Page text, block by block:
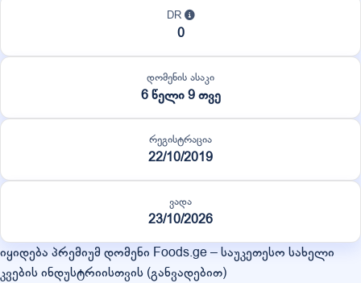
DR
0
დომენის ასაკი
6 წელი 9 თვე
რეგისტრაცია
22/10/2019
ვადა
23/10/2026
იყიდება პრემიუმ დომენი Foods.ge – საუკეთესო სახელი
კვების ინდუსტრიისთვის (განვადებით)